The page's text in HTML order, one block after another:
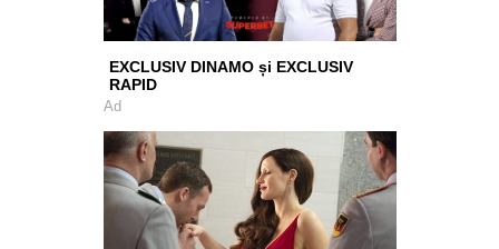
EXCLUSIV DINAMO și EXCLUSIV
RAPID
Ad